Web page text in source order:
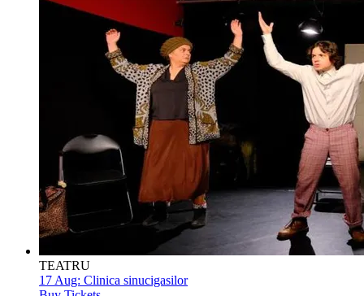
TEATRU
17 Aug: Clinica sinucigasilor